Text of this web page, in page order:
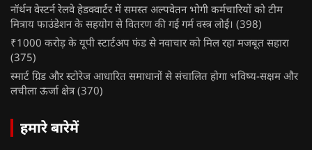
नॉर्थन वेस्टर्न रेलवे हेडक्वार्टर में समस्त अल्पवेतन भोगी कर्मचारियों को टीम
मित्राय फाउंडेशन के सहयोग से वितरण की गई गर्म वस्त्र लोई। (398)
₹1000 करोड़ के यूपी स्टार्टअप फंड से नवाचार को मिल रहा मजबूत सहारा
(375)
स्मार्ट ग्रिड और स्टोरेज आधारित समाधानों से संचालित होगा भविष्य-सक्षम और
लचीला ऊर्जा क्षेत्र (370)
हमारे बारेमें